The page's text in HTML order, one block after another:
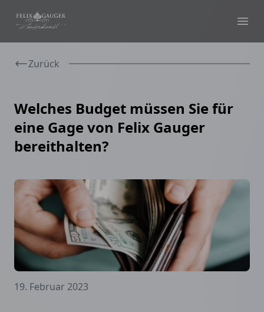
Felix Gauger
Zurück
Welches Budget müssen Sie für
eine Gage von Felix Gauger
bereithalten?
19. Februar 2023